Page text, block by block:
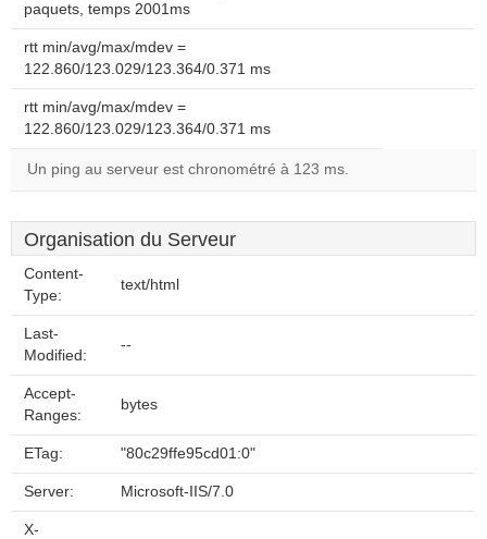
paquets, temps 2001ms
rtt min/avg/max/mdev =
122.860/123.029/123.364/0.371 ms
rtt min/avg/max/mdev =
122.860/123.029/123.364/0.371 ms
Un ping au serveur est chronométré à 123 ms.
Organisation du Serveur
Content-
Type:
text/html
Last-
Modified:
--
Accept-
Ranges:
bytes
ETag: "80c29ffe95cd01:0"
Server: Microsoft-IIS/7.0
X-